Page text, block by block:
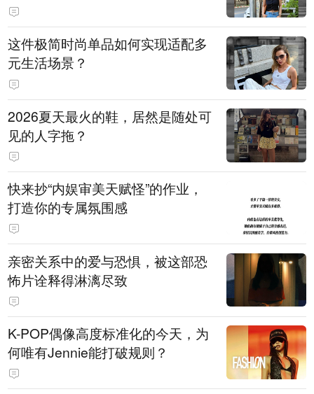
这件极简时尚单品如何实现适配多
元生活场景？
2026夏天最火的鞋，居然是随处可
见的人字拖？
快来抄“内娱审美天赋怪”的作业，
打造你的专属氛围感
亲密关系中的爱与恐惧，被这部恐
怖片诠释得淋漓尽致
K-POP偶像高度标准化的今天，为
何唯有Jennie能打破规则？